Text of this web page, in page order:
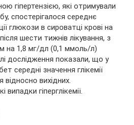
гіпертензією, які отримували
спостерігалося середнє
глюкози в сироватці крові на
шести тижнів лікування, з
на 1,8 мг/дл (0,1 ммоль/л)
дослідження показали, що у
середні значення глікемії
вихідних.
гіперглікемії.